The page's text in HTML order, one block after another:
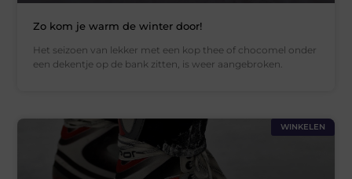
Zo kom je warm de winter door!
Het seizoen van lekker met een kop thee of chocomel onder
een dekentje op de bank zitten, is weer aangebroken.
WINKELEN